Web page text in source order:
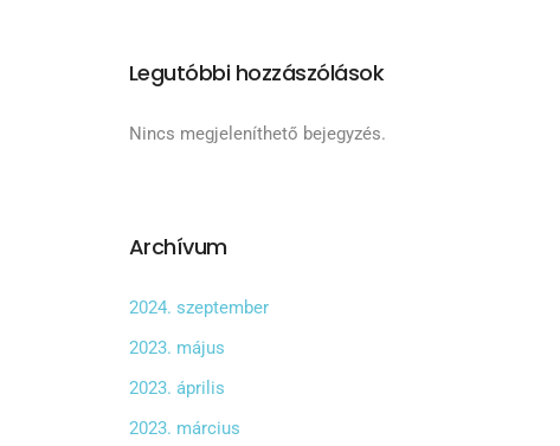
Legutóbbi hozzászólások
Nincs megjeleníthető bejegyzés.
Archívum
2024. szeptember
2023. május
2023. április
2023. március